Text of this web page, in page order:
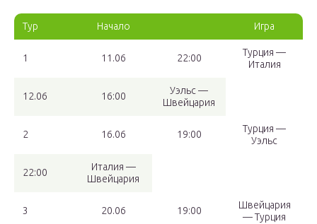
Тур Начало Игра
1 11.06 22:00
Турция —
Италия
12.06 16:00
Уэльс —
Швейцария
2 16.06 19:00
Турция —
Уэльс
22:00
Италия —
Швейцария
3 20.06 19:00
Швейцария
— Турция